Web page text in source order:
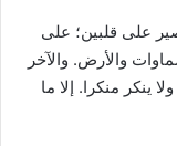
على قلبين؛ على
والأرض. والآخر
ينكر منكرا. إلا ما